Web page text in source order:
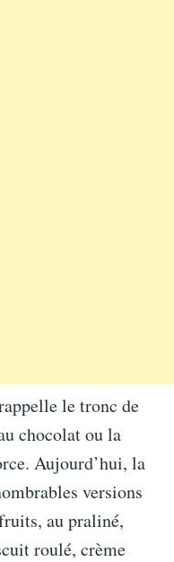
le tronc de
chocolat ou la
Aujourd’hui, la
versions
au praliné,
roulé, crème